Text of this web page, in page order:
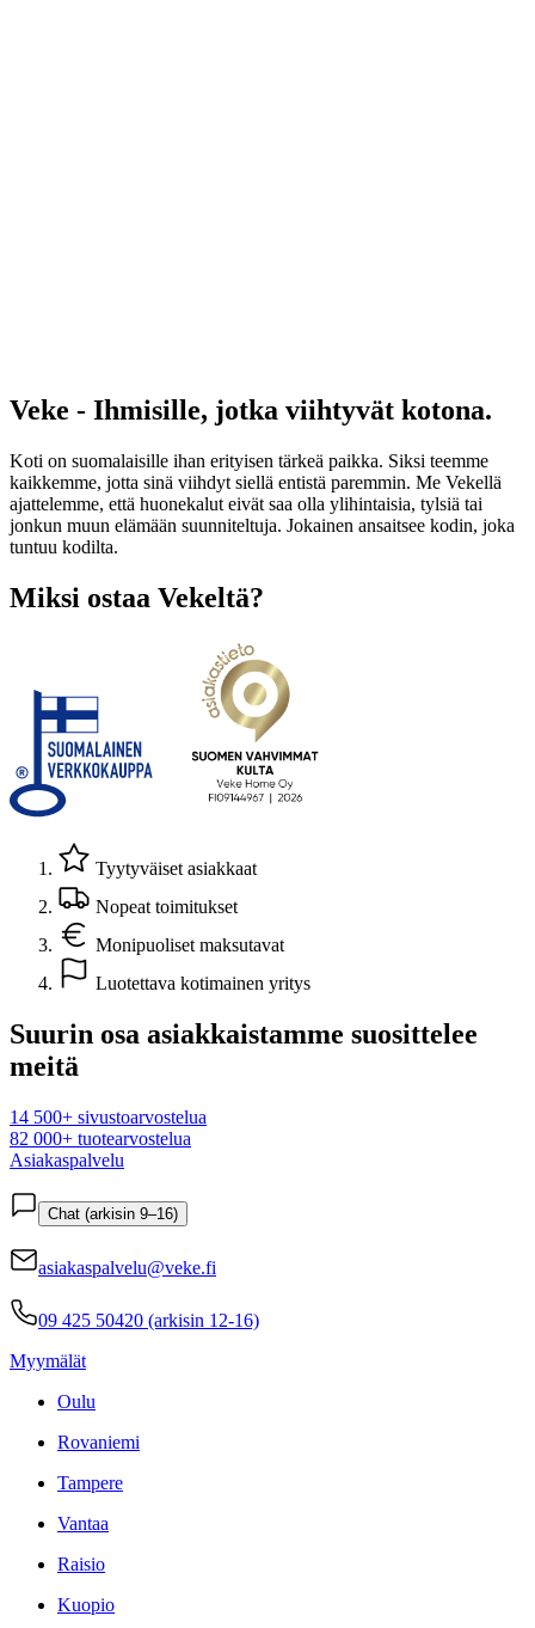
Veke - Ihmisille, jotka viihtyvät kotona.
Koti on suomalaisille ihan erityisen tärkeä paikka. Siksi teemme
kaikkemme, jotta sinä viihdyt siellä entistä paremmin. Me Vekellä
ajattelemme, että huonekalut eivät saa olla ylihintaisia, tylsiä tai
jonkun muun elämään suunniteltuja. Jokainen ansaitsee kodin, joka
tuntuu kodilta.
Miksi ostaa Vekeltä?
Tyytyväiset asiakkaat
Nopeat toimitukset
Monipuoliset maksutavat
Luotettava kotimainen yritys
Suurin osa asiakkaistamme suosittelee
meitä
14 500+ sivustoarvostelua
82 000+ tuotearvostelua
Asiakaspalvelu
Chat (arkisin 9–16)
asiakaspalvelu@veke.fi
09 425 50420 (arkisin 12-16)
Myymälät
Oulu
Rovaniemi
Tampere
Vantaa
Raisio
Kuopio